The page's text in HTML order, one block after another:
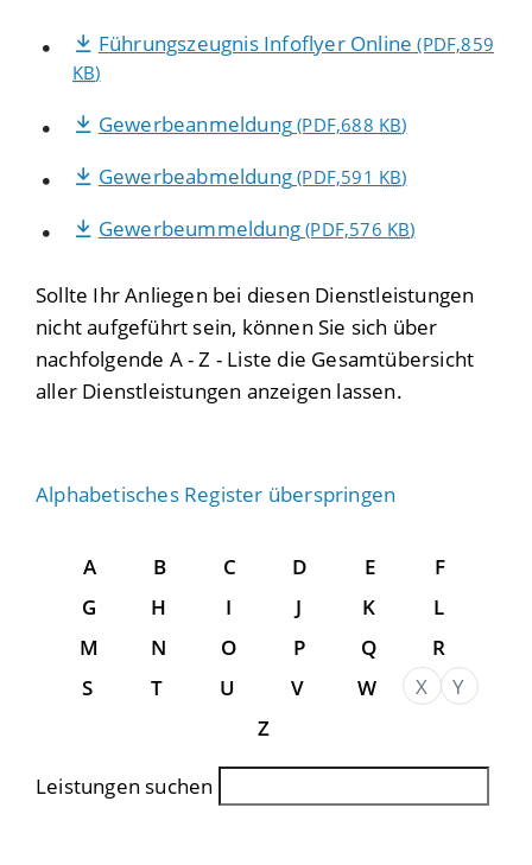
Führungszeugnis Infoflyer Online (PDF,859
KB)
Gewerbeanmeldung(PDF,688 KB)
Gewerbeabmeldung(PDF,591 KB)
Gewerbeummeldung(PDF,576 KB)
Sollte Ihr Anliegen bei diesen Dienstleistungen
nicht aufgeführt sein, können Sie sich über
nachfolgende A - Z - Liste die Gesamtübersicht
aller Dienstleistungen anzeigen lassen.
Alphabetisches Register überspringen
A B C D E
F
G
H I J K
L
M
N O P Q
R
S
T U V W X
Y
Z
Leistungen suchen